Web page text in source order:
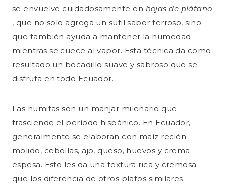
se envuelve cuidadosamente en hojas de plátano
, que no solo agrega un sutil sabor terroso, sino
que también ayuda a mantener la humedad
mientras se cuece al vapor. Esta técnica da como
resultado un bocadillo suave y sabroso que se
disfruta en todo Ecuador.
Las humitas son un manjar milenario que
trasciende el período hispánico. En Ecuador,
generalmente se elaboran con maíz recién
molido, cebollas, ajo, queso, huevos y crema
espesa. Esto les da una textura rica y cremosa
que los diferencia de otros platos similares.